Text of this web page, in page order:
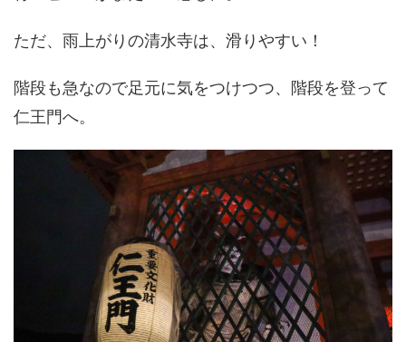
ただ、雨上がりの清水寺は、滑りやすい！
階段も急なので足元に気をつけつつ、階段を登って
仁王門へ。